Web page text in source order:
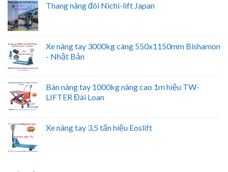
Thang nâng đôi Nichi-lift Japan
Xe nâng tay 3000kg càng 550x1150mm Bishamon
- Nhật Bản
Bàn nâng tay 1000kg nâng cao 1m hiệu TW-
LIFTER Đài Loan
Xe nâng tay 3,5 tấn hiệu Eoslift